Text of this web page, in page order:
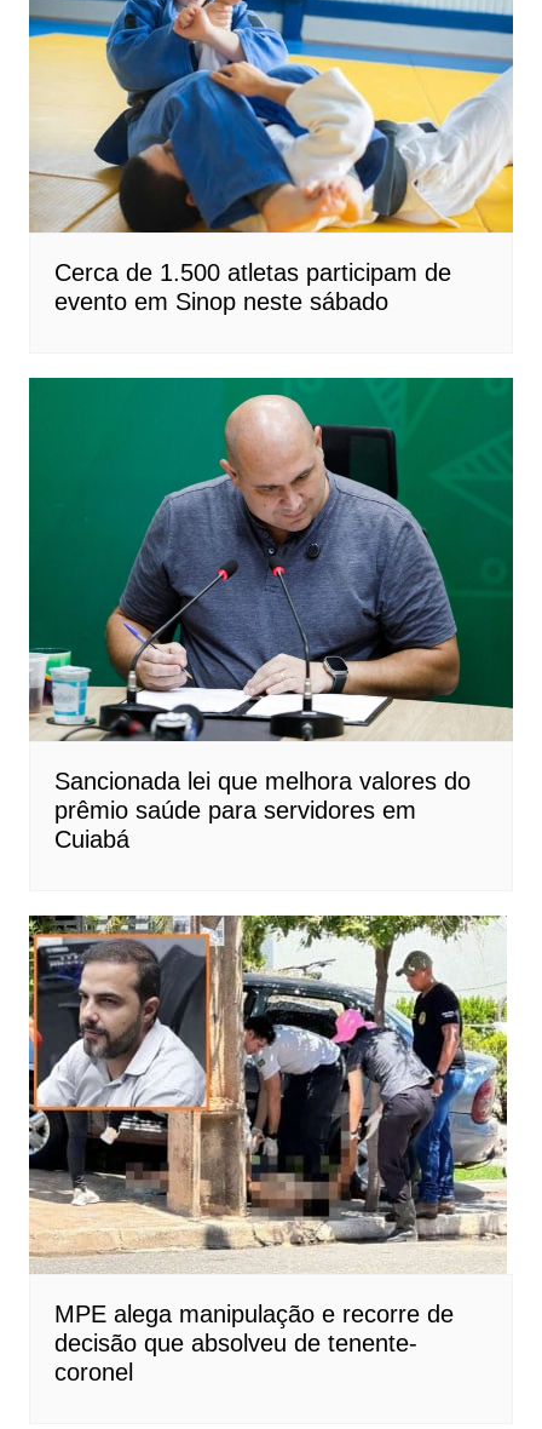
Cerca de 1.500 atletas participam de
evento em Sinop neste sábado
Sancionada lei que melhora valores do
prêmio saúde para servidores em
Cuiabá
MPE alega manipulação e recorre de
decisão que absolveu de tenente-
coronel